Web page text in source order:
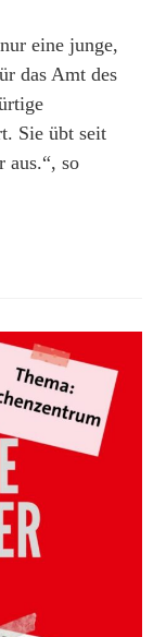
eine junge,
das Amt des
Sie übt seit
aus.“, so